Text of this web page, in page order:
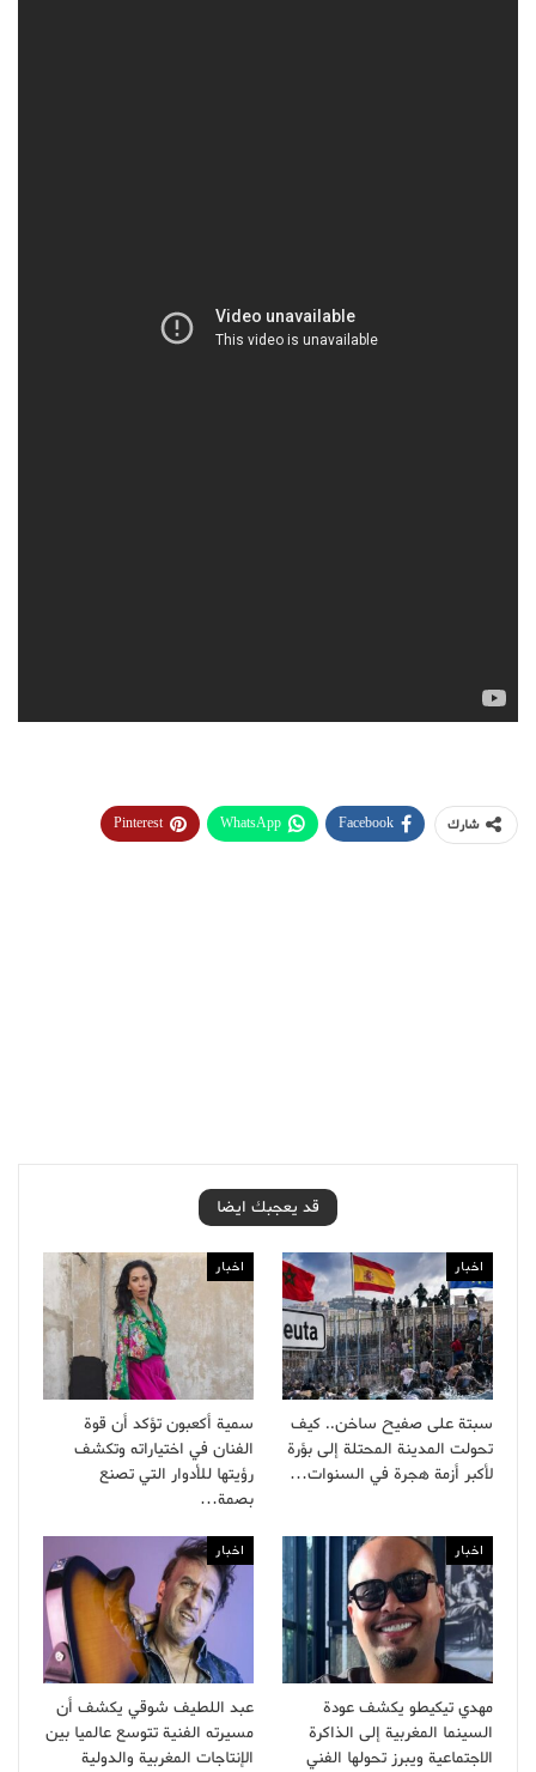
شارك Facebook
WhatsApp
Pinterest
قد يعجبك ايضا
اخبار
سبتة على صفيح ساخن.. كيف
تحولت المدينة المحتلة إلى بؤرة
لأكبر أزمة هجرة في السنوات…
اخبار
سمية أكعبون تؤكد أن قوة
الفنان في اختياراته وتكشف
رؤيتها للأدوار التي تصنع
بصمة…
اخبار
مهدي تيكيطو يكشف عودة
السينما المغربية إلى الذاكرة
الاجتماعية ويبرز تحولها الفني
اخبار
عبد اللطيف شوقي يكشف أن
مسيرته الفنية تتوسع عالميا بين
الإنتاجات المغربية والدولية